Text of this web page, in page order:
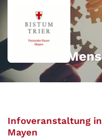
Zum Inhalt springen
Mehr für
Infoveranstaltung
Mayen